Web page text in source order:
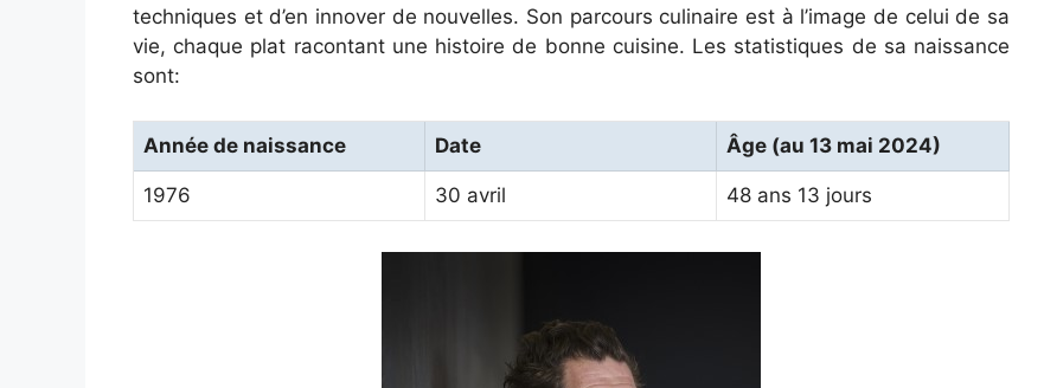
techniques et d’en innover de nouvelles. Son parcours culinaire est à l’image de celui de sa
vie, chaque plat racontant une histoire de bonne cuisine. Les statistiques de sa naissance
sont:
Année de naissance Date Âge (au 13 mai 2024)
1976 30 avril 48 ans 13 jours